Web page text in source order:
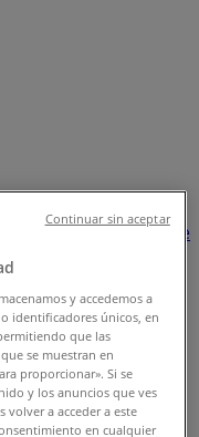
Giyim, Ayakkabı ve
Kozmetik ve
y accedemos a
identificadores únicos, en
que las
se muestran en
proporcionar». Si se
y los anuncios que ves
volver a acceder a este
en cualquier
Continuar sin aceptar